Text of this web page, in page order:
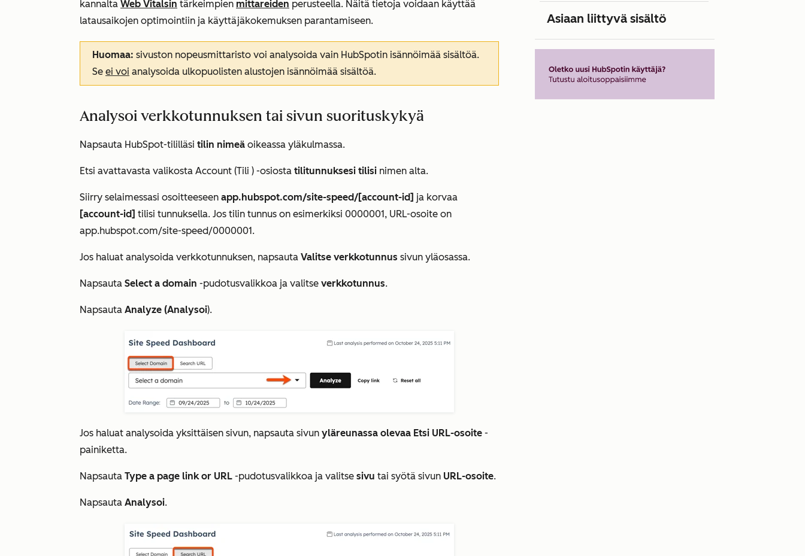
kannalta Web Vitalsin tärkeimpien mittareiden perusteella. Näitä tietoja voidaan käyttää
latausaikojen optimointiin ja käyttäjäkokemuksen parantamiseen.
Huomaa: sivuston nopeusmittaristo voi analysoida vain HubSpotin isännöimää sisältöä.
Se ei voi analysoida ulkopuolisten alustojen isännöimää sisältöä.
Analysoi verkkotunnuksen tai sivun suorituskykyä
Napsauta HubSpot-tililläsi tilin nimeä oikeassa yläkulmassa.
Etsi avattavasta valikosta Account (Tili ) -osiosta tilitunnuksesi tilisi nimen alta.
Siirry selaimessasi osoitteeseen app.hubspot.com/site-speed/[account-id] ja korvaa
[account-id] tilisi tunnuksella. Jos tilin tunnus on esimerkiksi 0000001, URL-osoite on
app.hubspot.com/site-speed/0000001.
Jos haluat analysoida verkkotunnuksen, napsauta Valitse verkkotunnus sivun yläosassa.
Napsauta Select a domain -pudotusvalikkoa ja valitse verkkotunnus.
Napsauta Analyze (Analysoi).
Jos haluat analysoida yksittäisen sivun, napsauta sivun yläreunassa olevaa Etsi URL-osoite -
painiketta.
Napsauta Type a page link or URL -pudotusvalikkoa ja valitse sivu tai syötä sivun URL-osoite.
Napsauta Analysoi.
Asiaan liittyvä sisältö